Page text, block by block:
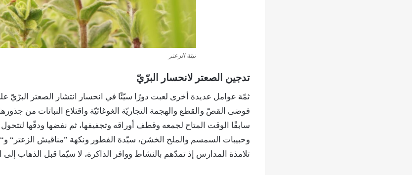
نبتة الزعتر
تدجين الصعتر لانحسار البرّيّ
ثمّة عوامل عديدة أخرى لعبت دورًا سيّئًا في انحسار انتشار الصعتر البرّيّ
فوضى القصّ والقطع والهجمة التجاريّة الغوغائيّة واقتلاع النباتات من
سابقًا الوقت المتاح لجمعه وقطف أوراقه وتجفيفها، ثم نفضها ودقّها
وحبيبات السمسم والملح الخشن، سيّدة الفطور ونكهة ”مناقيش
تلامذة المدارس إذ تمدّهم بالنشاط ووافر الذاكرة، لا سيّما قبل الذهاب إلى